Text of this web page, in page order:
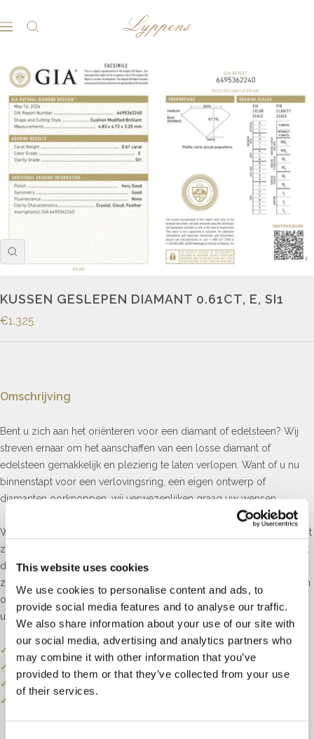
This website uses cookies
We use cookies to personalise content and ads, to
provide social media features and to analyse our traffic.
We also share information about your use of our site with
our social media, advertising and analytics partners who
may combine it with other information that you’ve
provided to them or that they’ve collected from your use
of their services.
Navigatie
Lyppens
KUSSEN GESLEPEN DIAMANT 0.61CT, E, SI1
€1.325
Omschrijving
Bent u zich aan het oriënteren voor een diamant of edelsteen? Wij
streven ernaar om het aanschaffen van een losse diamant of
edelsteen gemakkelijk en plezierig te laten verlopen. Want of u nu
binnenstapt voor een verlovingsring, een eigen ontwerp of
diamanten oorknoppen, wij verwezenlijken graag uw wensen.
Wij werken uitsluitend met HRD of GIA gecertificeerde diamanten. Dit
zijn de hoogst aangeschreven diamant laboratoria ter wereld. Mocht
de gewenste diamant er niet tussen zitten, kunnen wij een
zoekopdracht voor u uitvoeren en deze voor u vinden. Kom langs in
onze winkel en laat ons ervaren winkelteam u begeleiden in dit
unieke proces.
✓
Onze website dient als online etalage.
✓
Bel of mail ons voor de actuele voorraadstatus.
✓
Een klein deel van onze collectie staat online.
✓